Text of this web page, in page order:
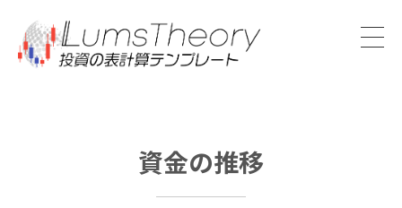
資金の推移